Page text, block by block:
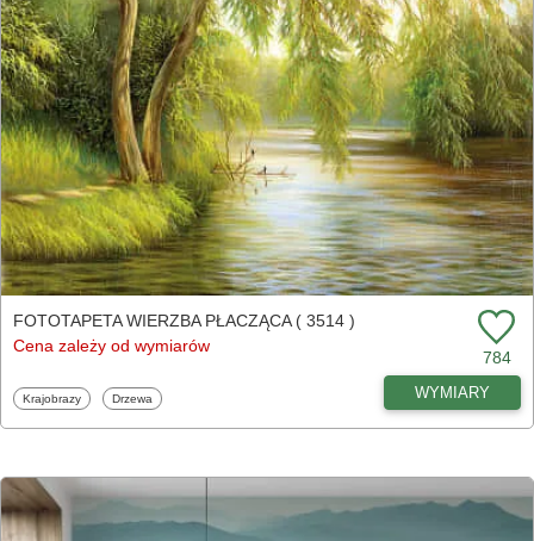
FOTOTAPETA WIERZBA PŁACZĄCA ( 3514 )
Cena zależy od wymiarów
784
Fototapety
Krajobrazy Fototapety
Drzewa WYMIARY